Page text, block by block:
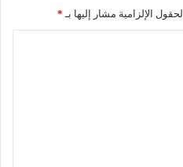
الحقول الإلزامية مشار إليها بـ *